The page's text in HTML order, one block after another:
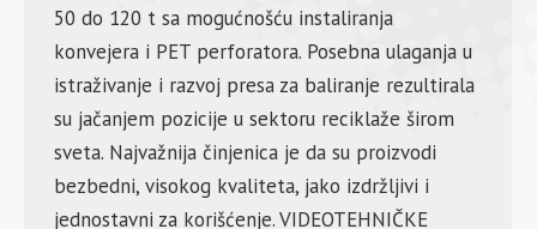
50 do 120 t sa mogućnošću instaliranja
konvejera i PET perforatora. Posebna ulaganja u
istraživanje i razvoj presa za baliranje rezultirala
su jačanjem pozicije u sektoru reciklaže širom
sveta. Najvažnija činjenica je da su proizvodi
bezbedni, visokog kvaliteta, jako izdržljivi i
jednostavni za korišćenje. VIDEOTEHNIČKE